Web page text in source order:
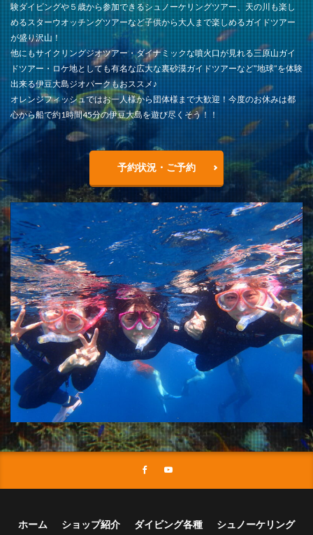
験ダイビングや５歳から参加できるシュノーケリングツアー、天の川も楽し
めるスターウオッチングツアーなど子供から大人まで楽しめるガイドツアー
が盛り沢山！
他にもサイクリングジオツアー・ダイナミックな噴火口が見れる三原山ガイ
ドツアー・ロケ地としても有名な広大な裏砂漠ガイドツアーなど”地球”を体験
出来る伊豆大島ジオパークもおススメ♪
オレンジフィッシュではお一人様から団体様まで大歓迎！今度のお休みは都
心から船で約1時間45分の伊豆大島を遊び尽くそう！！
予約状況・ご予約
ホーム ショップ紹介 ダイビング各種
シュノーケリング